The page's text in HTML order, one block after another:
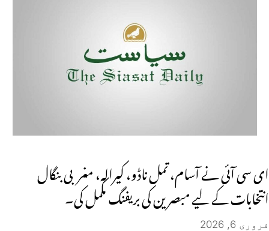
ای سی آئی نے آسام، تمل ناڈو، کیرالہ، مغربی بنگال
انتخابات کے لیے مبصرین کی بریفنگ مکمل کی۔
فروری 6, 2026